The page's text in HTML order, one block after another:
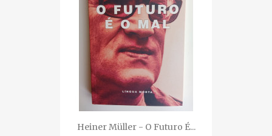
Heiner Müller - O Futuro É...